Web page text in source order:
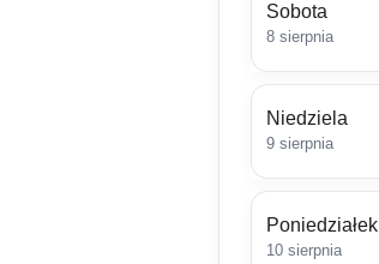
Sobota
8 sierpnia
Niedziela
9 sierpnia
Poniedziałek
10 sierpnia